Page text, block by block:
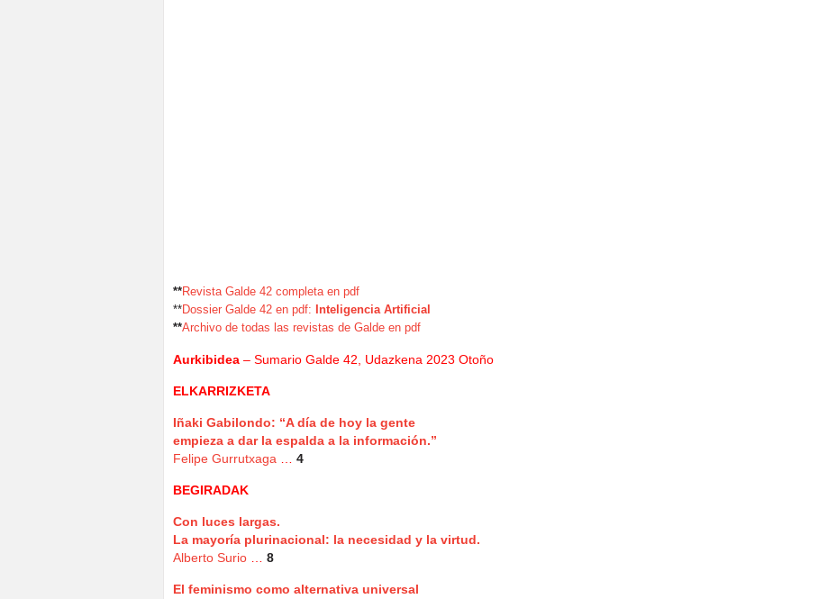
**Revista Galde 42 completa en pdf
**Dossier Galde 42 en pdf: Inteligencia Artificial
**Archivo de todas las revistas de Galde en pdf
Aurkibidea – Sumario Galde 42, Udazkena 2023 Otoño
ELKARRIZKETA
Iñaki Gabilondo: “A día de hoy la gente
empieza a dar la espalda a la información.”
Felipe Gurrutxaga
4
BEGIRADAK
Con luces largas.
La mayoría plurinacional: la necesidad y la virtud.
Alberto Surio
8
El feminismo como alternativa universal